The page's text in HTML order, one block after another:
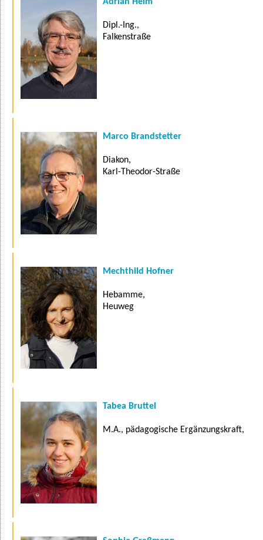
Dipl.-Ing.,
Falkenstraße
Marco Brandstetter
Diakon,
Karl-Theodor-Straße
Mechthild Hofner
Hebamme,
Heuweg
Tabea Bruttel
M.A., pädagogische Ergänzungskraft,